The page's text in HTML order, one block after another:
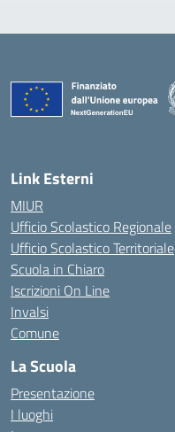
Link Esterni
MIUR
Ufficio Scolastico Regionale
Ufficio Scolastico Territoriale
Scuola in Chiaro
Iscrizioni On Line
Invalsi
Comune
La Scuola
Presentazione
I luoghi